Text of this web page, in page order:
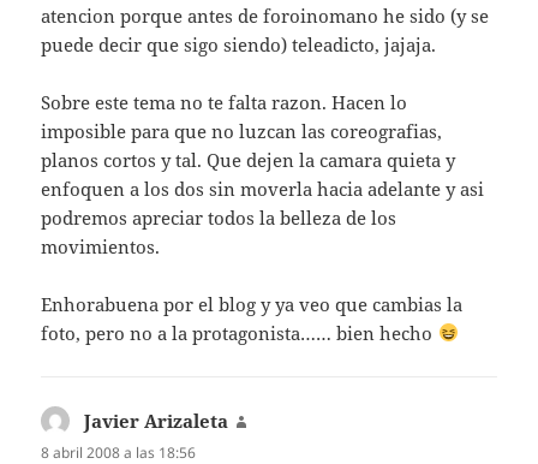
atencion porque antes de foroinomano he sido (y se
puede decir que sigo siendo) teleadicto, jajaja.
Sobre este tema no te falta razon. Hacen lo
imposible para que no luzcan las coreografias,
planos cortos y tal. Que dejen la camara quieta y
enfoquen a los dos sin moverla hacia adelante y asi
podremos apreciar todos la belleza de los
movimientos.
Enhorabuena por el blog y ya veo que cambias la
foto, pero no a la protagonista…… bien hecho
Javier Arizaleta
8 abril 2008 a las 18:56